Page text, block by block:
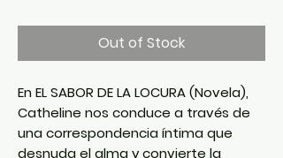
Out of Stock
En EL SABOR DE LA LOCURA (Novela),
Catheline nos conduce a través de
una correspondencia íntima que
desnuda el alma y convierte la